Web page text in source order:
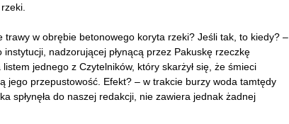
w obrębie betonowego koryta rzeki? Jeśli tak, to kiedy? –
nadzorującej płynącą przez Pakuskę rzeczkę
jednego z Czytelników, który skarżył się, że śmieci
jego przepustowość. Efekt? – w trakcie burzy woda tamtędy
spłynęła do naszej redakcji, nie zawiera jednak żadnej